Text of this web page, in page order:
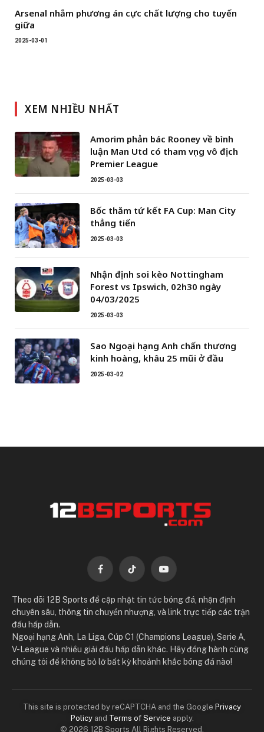
Arsenal nhắm phương án cực chất lượng cho tuyến
giữa
2025-03-01
XEM NHIỀU NHẤT
Amorim phản bác Rooney về bình
luận Man Utd có tham vọng vô địch
Premier League
2025-03-03
Bốc thăm tứ kết FA Cup: Man City
thẳng tiến
2025-03-03
Nhận định soi kèo Nottingham
Forest vs Ipswich, 02h30 ngày
04/03/2025
2025-03-03
Sao Ngoại hạng Anh chấn thương
kinh hoàng, khâu 25 mũi ở đầu
2025-03-02
FacebookTikTok YouTube
Theo dõi 12B Sports để cập nhật tin tức bóng đá, nhận định
chuyên sâu, thông tin chuyển nhượng, và link trực tiếp các trận
đấu hấp dẫn.
Ngoại hạng Anh, La Liga, Cúp C1 (Champions League), Serie A,
V-League và nhiều giải đấu hấp dẫn khác. Hãy đồng hành cùng
chúng tôi để không bỏ lỡ bất kỳ khoảnh khắc bóng đá nào!
This site is protected by reCAPTCHA and the Google Privacy
Policyand Terms of Service apply.
© 2026 12B Sports All Rights Reserved.